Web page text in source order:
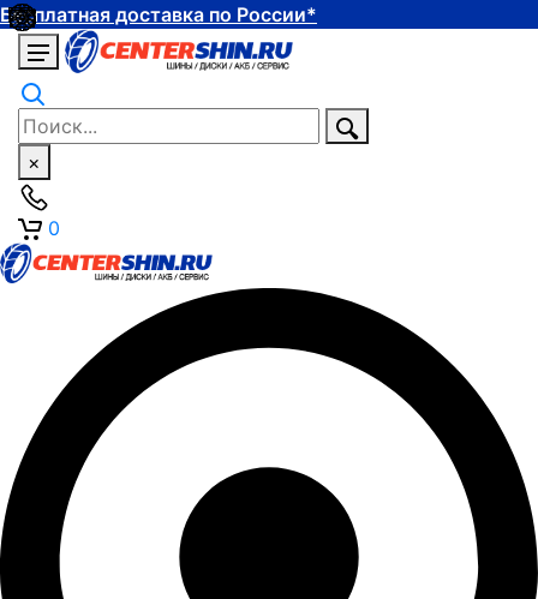
Бесплатная доставка по России*
×
0